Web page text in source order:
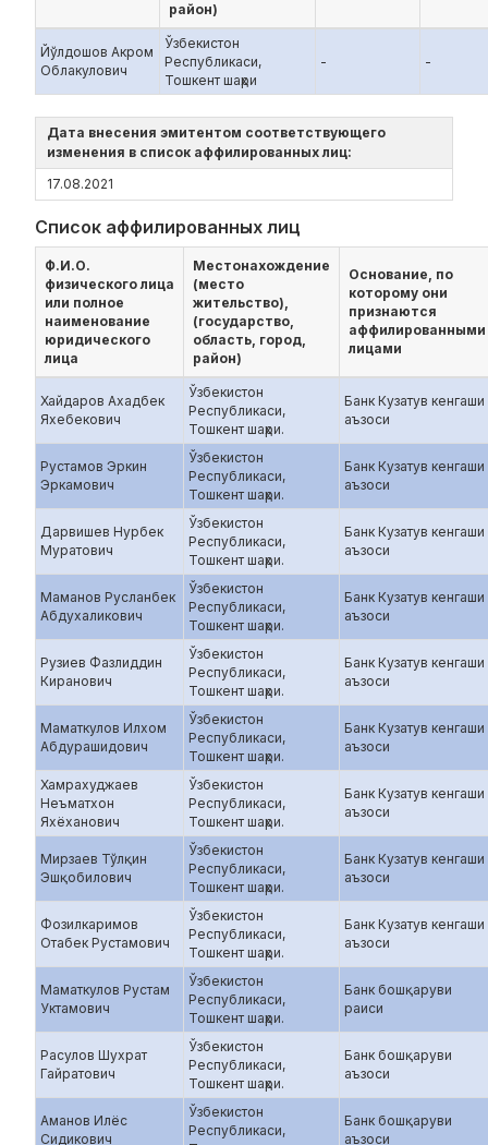
район)
Йўлдошов Акром
Облакулович
Ўзбекистон
Республикаси,
Тошкент шаҳри
- -
Дата внесения эмитентом соответствующего
изменения в список аффилированных лиц:
17.08.2021
Список аффилированных лиц
Ф.И.О.
физического лица
или полное
наименование
юридического
лица
Местонахождение
(место
жительство),
(государство,
область, город,
район)
Основание, по
которому они
признаются
аффилированными
лицами
Хайдаров Ахадбек
Яхебекович
Ўзбекистон
Республикаси,
Тошкент шаҳри.
Банк Кузатув кенгаши
аъзоси
Рустамов Эркин
Эркамович
Ўзбекистон
Республикаси,
Тошкент шаҳри.
Банк Кузатув кенгаши
аъзоси
Дарвишев Нурбек
Муратович
Ўзбекистон
Республикаси,
Тошкент шаҳри.
Банк Кузатув кенгаши
аъзоси
Маманов Русланбек
Абдухаликович
Ўзбекистон
Республикаси,
Тошкент шаҳри.
Банк Кузатув кенгаши
аъзоси
Рузиев Фазлиддин
Киранович
Ўзбекистон
Республикаси,
Тошкент шаҳри.
Банк Кузатув кенгаши
аъзоси
Маматкулов Илхом
Абдурашидович
Ўзбекистон
Республикаси,
Тошкент шаҳри.
Банк Кузатув кенгаши
аъзоси
Хамрахуджаев
Неъматхон
Яхёханович
Ўзбекистон
Республикаси,
Тошкент шаҳри.
Банк Кузатув кенгаши
аъзоси
Мирзаев Тўлқин
Эшқобилович
Ўзбекистон
Республикаси,
Тошкент шаҳри.
Банк Кузатув кенгаши
аъзоси
Фозилкаримов
Отабек Рустамович
Ўзбекистон
Республикаси,
Тошкент шаҳри.
Банк Кузатув кенгаши
аъзоси
Маматкулов Рустам
Уктамович
Ўзбекистон
Республикаси,
Тошкент шаҳри.
Банк бошқаруви
раиси
Расулов Шухрат
Гайратович
Ўзбекистон
Республикаси,
Тошкент шаҳри.
Банк бошқаруви
аъзоси
Аманов Илёс
Сидикович
Ўзбекистон
Республикаси,
Банк бошқаруви
аъзоси